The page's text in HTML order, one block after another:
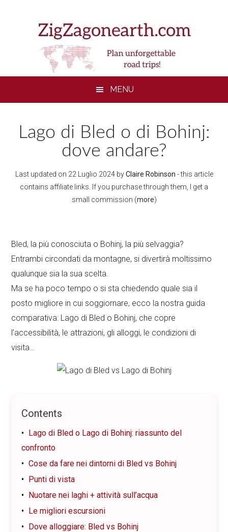
MENU
Lago di Bled o di Bohinj:
dove andare?
Last updated on 22 Luglio 2024byClaire Robinson - this article
contains affiliate links. If you purchase through them, I get a
small commission (more)
Bled, la più conosciuta o Bohinj, la più selvaggia?
Entrambi circondati da montagne, si divertirà moltissimo
qualunque sia la sua scelta.
Ma se ha poco tempo o si sta chiedendo quale sia il
posto migliore in cui soggiornare, ecco la nostra guida
comparativa: Lago di Bled o Bohinj, che copre
l’accessibilità, le attrazioni, gli alloggi, le condizioni di
visita…
Contents
Lago di Bled o Lago di Bohinj: riassunto del
confronto
Cose da fare nei dintorni di Bled vs Bohinj
Punti di vista
Nuotare nei laghi + attività sull’acqua
Le migliori escursioni
Dove alloggiare: Bled vs Bohinj